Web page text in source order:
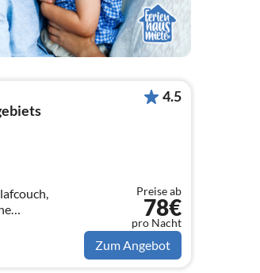
4.5
Preise ab
78€
pro Nacht
Zum Angebot